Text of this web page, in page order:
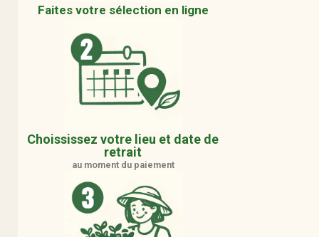
Faites votre sélection en ligne
Choississez votre lieu et date de
retrait
au moment du paiement